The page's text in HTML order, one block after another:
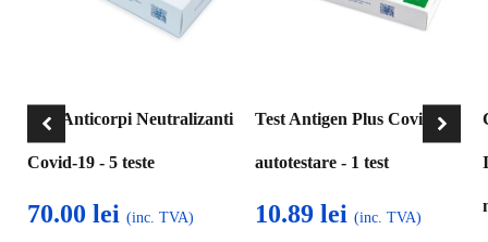
Test Anticorpi Neutralizanti
Covid-19 - 5 teste
70.00 lei (inc. TVA)
Test Antigen Plus Covid-19,
autotestare - 1 test
10.89 lei (inc. TVA)